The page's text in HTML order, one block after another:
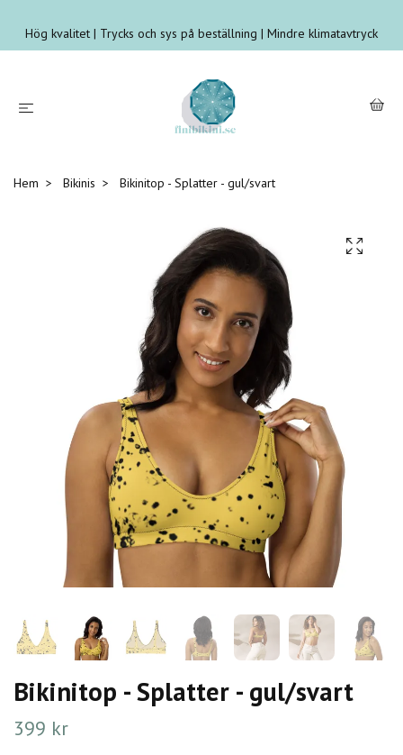
Hög kvalitet | Trycks och sys på beställning | Mindre klimatavtryck
Hem Bikinis Bikinitop - Splatter - gul/svart
Bikinitop - Splatter - gul/svart
399 kr